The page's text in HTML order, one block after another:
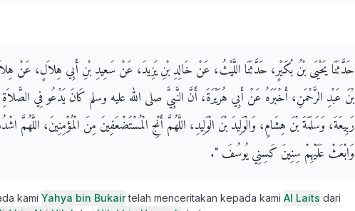
حَدَّثَنَا يَحْيَى بْنُ بُكَيْرٍ، حَدَّثَنَا اللَّيْثُ، عَنْ خَالِدِ بْنِ يَزِيدَ، عَنْ سَعِيدِ بْنِ أَبِي هِلاَلٍ، عَنْ
بْنَ عَبْدِ الرَّحْمَنِ، أَخْبَرَهُ عَنْ أَبِي هُرَيْرَةَ، أَنَّ النَّبِيَّ صلى الله عليه وسلم كَانَ يَدْعُو فِي
رَبِيعَةَ، وَسَلَمَةَ بْنَ هِشَامٍ، وَالْوَلِيدَ بْنَ الْوَلِيدِ، اللَّهُمَّ أَنْجِ الْمُسْتَضْعَفِينَ مِنَ الْمُؤْمِنِينَ،
وَابْعَثْ عَلَيْهِمْ سِنِينَ كَسِنِي يُوسُفَ ‏"‏‏.‏
kami Yahya bin Bukairtelah menceritakan kepada kami Al Laits dari